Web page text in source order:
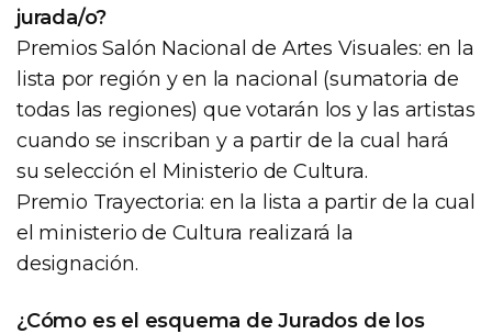
jurada/o?
Premios Salón Nacional de Artes Visuales: en la
lista por región y en la nacional (sumatoria de
todas las regiones) que votarán los y las artistas
cuando se inscriban y a partir de la cual hará
su selección el Ministerio de Cultura.
Premio Trayectoria: en la lista a partir de la cual
el ministerio de Cultura realizará la
designación.
¿Cómo es el esquema de Jurados de los